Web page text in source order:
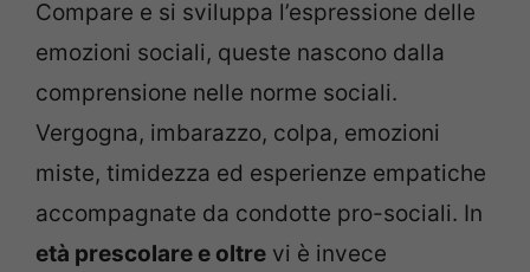
Compare e si sviluppa l’espressione delle
emozioni sociali, queste nascono dalla
comprensione nelle norme sociali.
Vergogna, imbarazzo, colpa, emozioni
miste, timidezza ed esperienze empatiche
accompagnate da condotte pro-sociali. In
età prescolare e oltre vi è invece